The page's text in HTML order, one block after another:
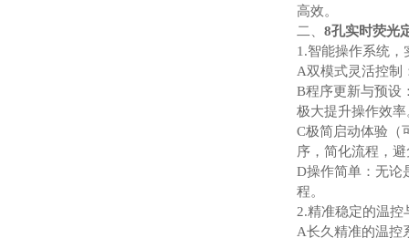
高效。
二、 8孔实时荧光
1.智能操作系统，
A双模式灵活控制
B程序更新与预设
极大提升操作效率
C极简启动体验（
序，简化流程，
D操作简单：无论
程。
2.精准稳定的温控
A长久精准的温控